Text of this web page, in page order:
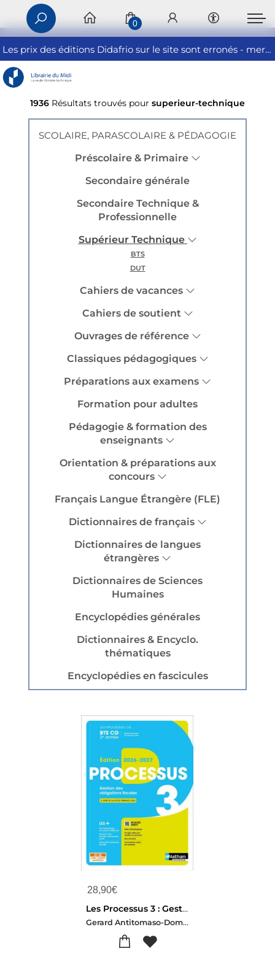
Les prix des éditions Didafrio sur le site sont erronés - merci de nous contacter
0
1936 Résultats trouvés pour superieur-technique
SCOLAIRE, PARASCOLAIRE & PÉDAGOGIE
Préscolaire & Primaire
Secondaire générale
Secondaire Technique &
Professionnelle
Supérieur Technique
BTS
DUT
Cahiers de vacances
Cahiers de soutient
Ouvrages de référence
Classiques pédagogiques
Préparations aux examens
Formation pour adultes
Pédagogie & formation des
enseignants
Orientation & préparations aux
concours
Français Langue Étrangère (FLE)
Dictionnaires de français
Dictionnaires de langues
étrangères
Dictionnaires de Sciences
Humaines
Encyclopédies générales
Dictionnaires & Encyclo.
thématiques
Encyclopédies en fascicules
28,90€
Les Processus 3 : Gestion Des Obligations Fiscales ; Bts Cg ; 2e Annee ; Livre + Licence Eleve (edition 2026/2027)
Gerard Antitomaso-Dominique Clerc